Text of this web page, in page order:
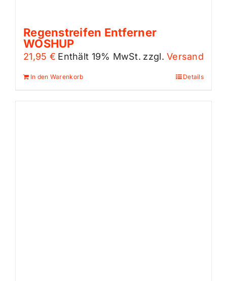
Regenstreifen Entferner
WOSHUP
21,95 € Enthält 19% MwSt. zzgl.Versand
In den Warenkorb Details